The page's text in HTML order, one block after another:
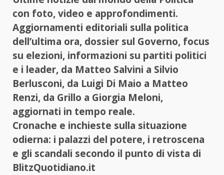
con foto, video e approfondimenti.
Aggiornamenti editoriali sulla politica
dell’ultima ora, dossier sul Governo, focus
su elezioni, informazioni su partiti politici
e i leader, da Matteo Salvini a Silvio
Berlusconi, da Luigi Di Maio a Matteo
Renzi, da Grillo a Giorgia Meloni,
aggiornati in tempo reale.
Cronache e inchieste sulla situazione
odierna: i palazzi del potere, i retroscena
e gli scandali secondo il punto di vista di
BlitzQuotidiano.it